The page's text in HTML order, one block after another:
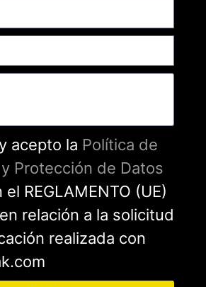
acepto la Política de
Protección de Datos
REGLAMENTO (UE)
relación a la solicitud
realizada con